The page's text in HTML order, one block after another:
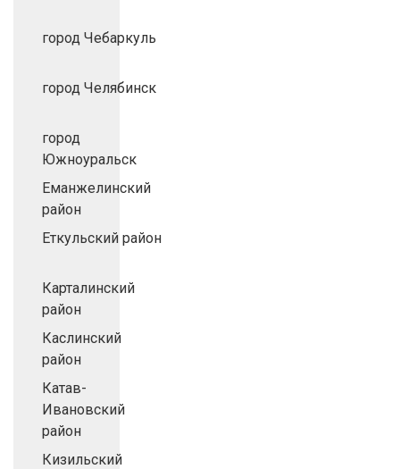
город Чебаркуль
город Челябинск
город
Южноуральск
Еманжелинский
район
Еткульский район
Карталинский
район
Каслинский
район
Катав-
Ивановский
район
Кизильский